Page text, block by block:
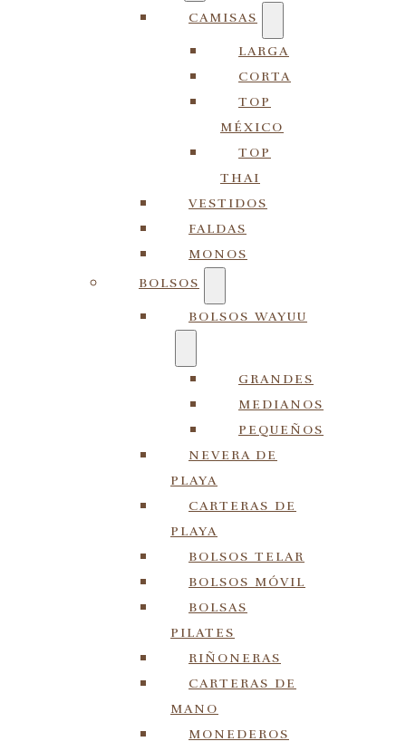
CAMISAS
LARGA
CORTA
TOP
MÉXICO
TOP
THAI
VESTIDOS
FALDAS
MONOS
BOLSOS
BOLSOS WAYUU
GRANDES
MEDIANOS
PEQUEÑOS
NEVERA DE
PLAYA
CARTERAS DE
PLAYA
BOLSOS TELAR
BOLSOS MÓVIL
BOLSAS
PILATES
RIÑONERAS
CARTERAS DE
MANO
MONEDEROS